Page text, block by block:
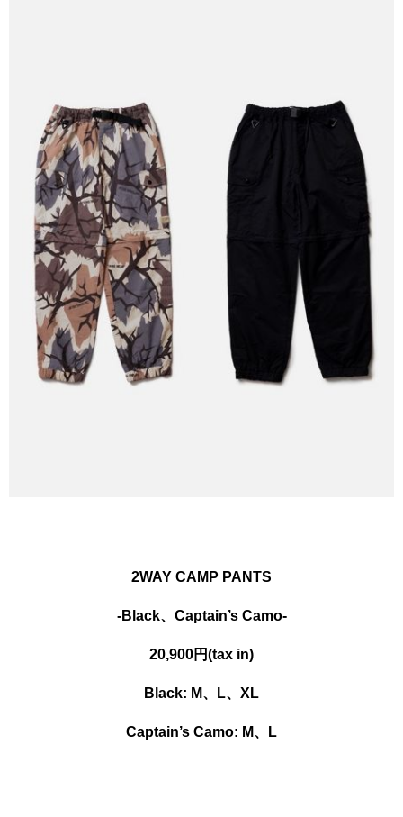
2WAY CAMP PANTS
-Black、Captain’s Camo-
20,900円(tax in)
Black: M、L、XL
Captain’s Camo: M、L